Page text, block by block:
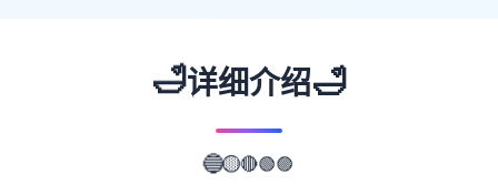
🛁详细介绍🛁
🔵🟡🔴🟢🟣